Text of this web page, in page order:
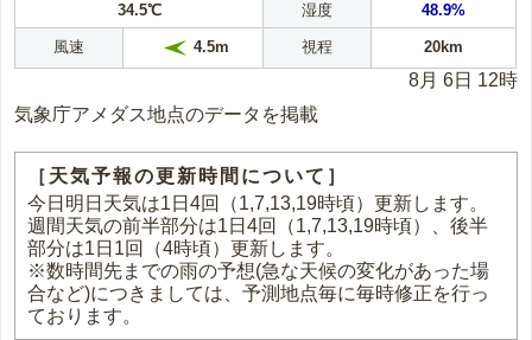
34.5℃ 湿度 48.9%
風速 4.5m 視程 20km
8月 6日 12時
気象庁アメダス地点のデータを掲載
［天気予報の更新時間について］
今日明日天気は1日4回（1,7,13,19時頃）更新します。
週間天気の前半部分は1日4回（1,7,13,19時頃）、後半
部分は1日1回（4時頃）更新します。
※数時間先までの雨の予想(急な天候の変化があった場
合など)につきましては、予測地点毎に毎時修正を行っ
ております。